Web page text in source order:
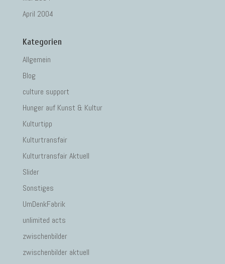
April 2004
Kategorien
Allgemein
Blog
culture support
Hunger auf Kunst & Kultur
Kulturtipp
Kulturtransfair
Kulturtransfair Aktuell
Slider
Sonstiges
UmDenkFabrik
unlimited acts
zwischenbilder
zwischenbilder aktuell